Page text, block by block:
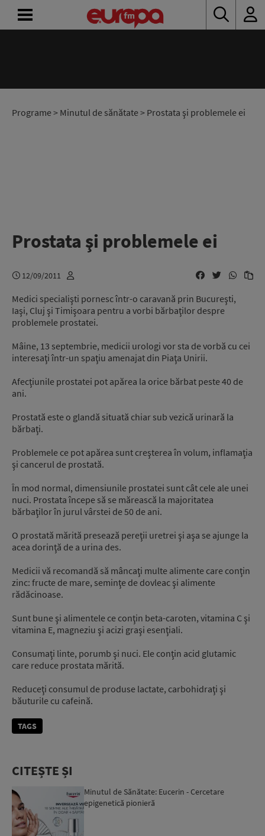
Programe> Minutul de sănătate> Prostata şi problemele ei
Prostata şi problemele ei
12/09/2011
Medici specialişti pornesc într-o caravană prin Bucureşti,
Iaşi, Cluj şi Timişoara pentru a vorbi bărbaţilor despre
problemele prostatei.
Mâine, 13 septembrie, medicii urologi vor sta de vorbă cu cei
interesaţi într-un spaţiu amenajat din Piaţa Unirii.
Afecţiunile prostatei pot apărea la orice bărbat peste 40 de
ani.
Prostată este o glandă situată chiar sub vezică urinară la
bărbaţi.
Problemele ce pot apărea sunt creşterea în volum, inflamaţia
şi cancerul de prostată.
În mod normal, dimensiunile prostatei sunt cât cele ale unei
nuci. Prostata începe să se mărească la majoritatea
bărbaţilor în jurul vârstei de 50 de ani.
O prostată mărită presează pereţii uretrei şi aşa se ajunge la
acea dorinţă de a urina des.
Medicii vă recomandă să mâncaţi multe alimente care conţin
zinc: fructe de mare, seminţe de dovleac şi alimente
rădăcinoase.
Sunt bune şi alimentele ce conţin beta-caroten, vitamina C şi
vitamina E, magneziu şi acizi graşi esenţiali.
Consumaţi linte, porumb şi nuci. Ele conţin acid glutamic
care reduce prostata mărită.
Reduceţi consumul de produse lactate, carbohidraţi şi
băuturile cu cafeină.
TAGS
CITEȘTE ȘI
Minutul de Sănătate: Eucerin - Cercetare
epigenetică pionieră
RADIO